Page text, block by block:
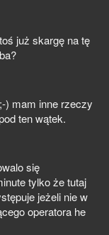
już skargę na tę
) mam inne rzeczy
ten wątek.
się
tylko że tutaj
jeżeli nie w
operatora he